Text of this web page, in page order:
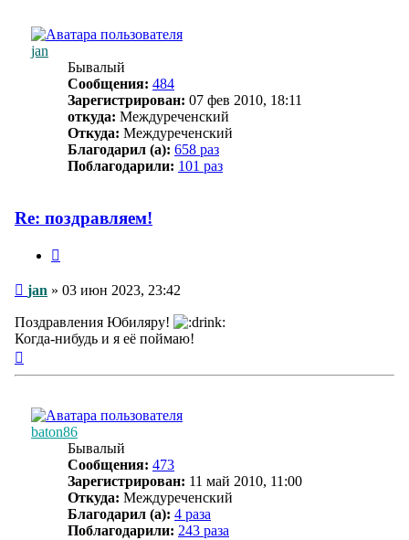
jan
Бывалый
Сообщения: 484
Зарегистрирован: 07 фев 2010, 18:11
откуда: Междуреченский
Откуда: Междуреченский
Благодарил (а): 658 раз
Поблагодарили: 101 раз
Re: поздравляем!
Сообщение
jan » 03 июн 2023, 23:42
Поздравления Юбиляру!
Когда-нибудь и я её поймаю!
baton86
Бывалый
Сообщения: 473
Зарегистрирован: 11 май 2010, 11:00
Откуда: Междуреченский
Благодарил (а): 4 раза
Поблагодарили: 243 раза